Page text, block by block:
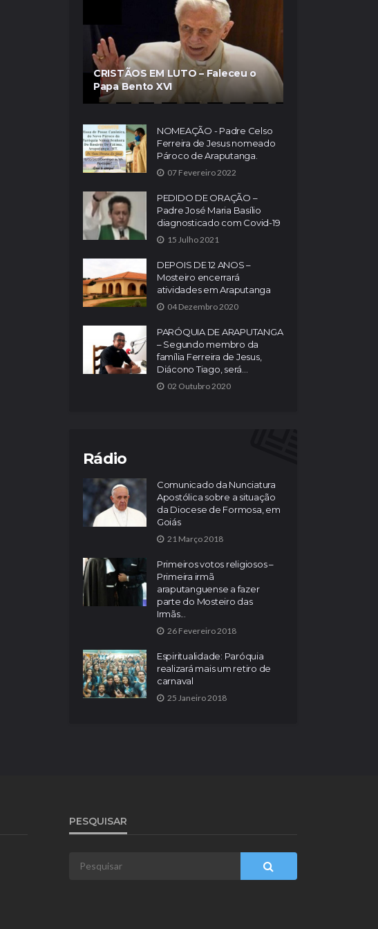
CRISTÃOS EM LUTO – Faleceu o
Papa Bento XVI
NOMEAÇÃO - Padre Celso
Ferreira de Jesus nomeado
Pároco de Araputanga.
07 Fevereiro 2022
PEDIDO DE ORAÇÃO –
Padre José Maria Basílio
diagnosticado com Covid-19
15 Julho 2021
DEPOIS DE 12 ANOS –
Mosteiro encerrará
atividades em Araputanga
04 Dezembro 2020
PARÓQUIA DE ARAPUTANGA
– Segundo membro da
família Ferreira de Jesus,
Diácono Tiago, será...
02 Outubro 2020
Rádio
Comunicado da Nunciatura
Apostólica sobre a situação
da Diocese de Formosa, em
Goiás
21 Março 2018
Primeiros votos religiosos –
Primeira irmã
araputanguense a fazer
parte do Mosteiro das
Irmãs...
26 Fevereiro 2018
Espiritualidade: Paróquia
realizará mais um retiro de
carnaval
25 Janeiro 2018
PESQUISAR